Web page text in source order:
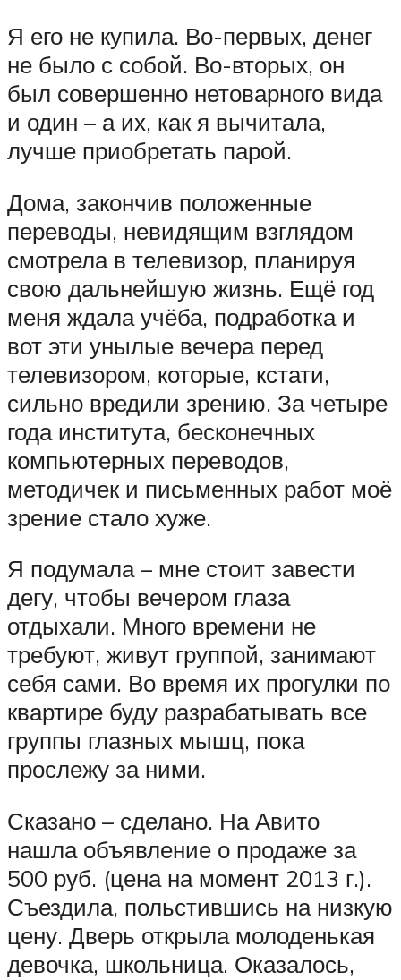
Я его не купила. Во-первых, денег
не было с собой. Во-вторых, он
был совершенно нетоварного вида
и один – а их, как я вычитала,
лучше приобретать парой.
Дома, закончив положенные
переводы, невидящим взглядом
смотрела в телевизор, планируя
свою дальнейшую жизнь. Ещё год
меня ждала учёба, подработка и
вот эти унылые вечера перед
телевизором, которые, кстати,
сильно вредили зрению. За четыре
года института, бесконечных
компьютерных переводов,
методичек и письменных работ моё
зрение стало хуже.
Я подумала – мне стоит завести
дегу, чтобы вечером глаза
отдыхали. Много времени не
требуют, живут группой, занимают
себя сами. Во время их прогулки по
квартире буду разрабатывать все
группы глазных мышц, пока
прослежу за ними.
Сказано – сделано. На Авито
нашла объявление о продаже за
500 руб. (цена на момент 2013 г.).
Съездила, польстившись на низкую
цену. Дверь открыла молоденькая
девочка, школьница. Оказалось,